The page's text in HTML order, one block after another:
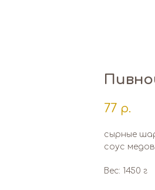
77 р.
сырные
соус
Вес: 1450 г